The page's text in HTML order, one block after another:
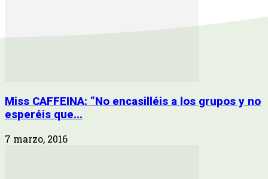
Miss CAFFEINA: “No encasilléis a los grupos y no
esperéis que...
7 marzo, 2016